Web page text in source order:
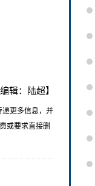
辑：陆超】
递更多信息，并
或要求直接删